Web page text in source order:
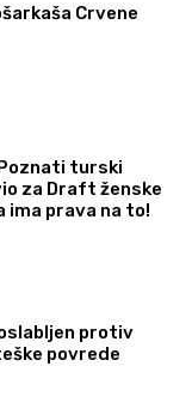
Crvene
Poznati turski
za Draft ženske
ima prava na to!
protiv
povrede